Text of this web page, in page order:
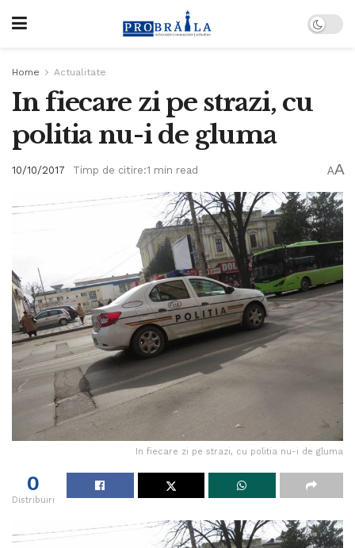
Home Actualitate
In fiecare zi pe strazi, cu
politia nu-i de gluma
10/10/2017 Timp de citire:1 min read AA
In fiecare zi pe strazi, cu politia nu-i de gluma
0
Distribuiri